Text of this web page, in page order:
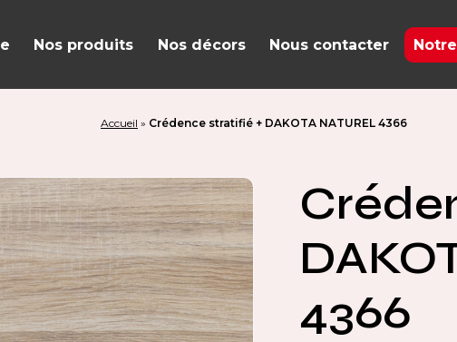
Nos produits Nos décors Nous contacter
Accueil » Crédence stratifié + DAKOTA NATUREL 4366
4366